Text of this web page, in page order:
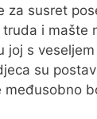
za susret
i mašte
joj s
su
međusobno